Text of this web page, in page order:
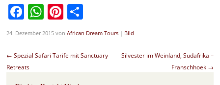
Facebook
WhatsApp
Pinterest
Teilen
24. Dezember 2015von African Dream Tours | Bild
Beitragsnavigation
← Spezial Safari Tarife mit Sanctuary
Retreats
Silvester im Weinland, Südafrika –
Franschhoek →